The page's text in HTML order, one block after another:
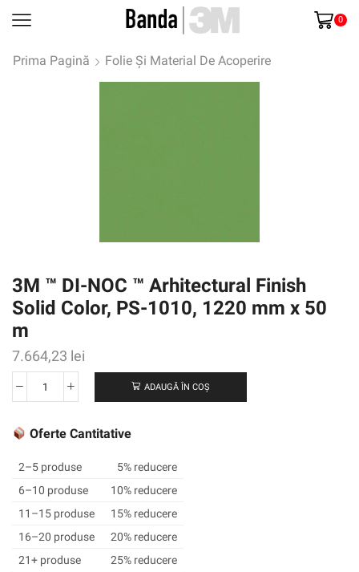
0
Prima Pagină Folie Și Material De Acoperire
3M ™ DI-NOC ™ Arhitectural Finish
Solid Color, PS-1010, 1220 mm x 50
m
7.664,23 lei
Cantitate
™
NOC
Arhitectural
Finish
Solid
Color,
ADAUGĂ ÎN COȘ
Oferte Cantitative
2–5 produse
5% reducere
6–10 produse
10% reducere
11–15 produse
15% reducere
16–20 produse
20% reducere
21+ produse
25% reducere